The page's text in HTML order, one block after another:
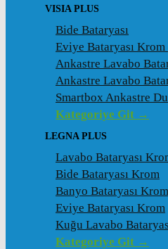
VISIA PLUS
Bide Bataryası
Eviye Bataryası
Ankastre Lavabo
Ankastre Lavabo
Smartbox Ankastre
Kategoriye Git →
LEGNA PLUS
Lavabo Bataryası
Bide Bataryası Krom
Banyo Bataryası Krom
Eviye Bataryası Krom
Kuğu Lavabo
Kategoriye Git →